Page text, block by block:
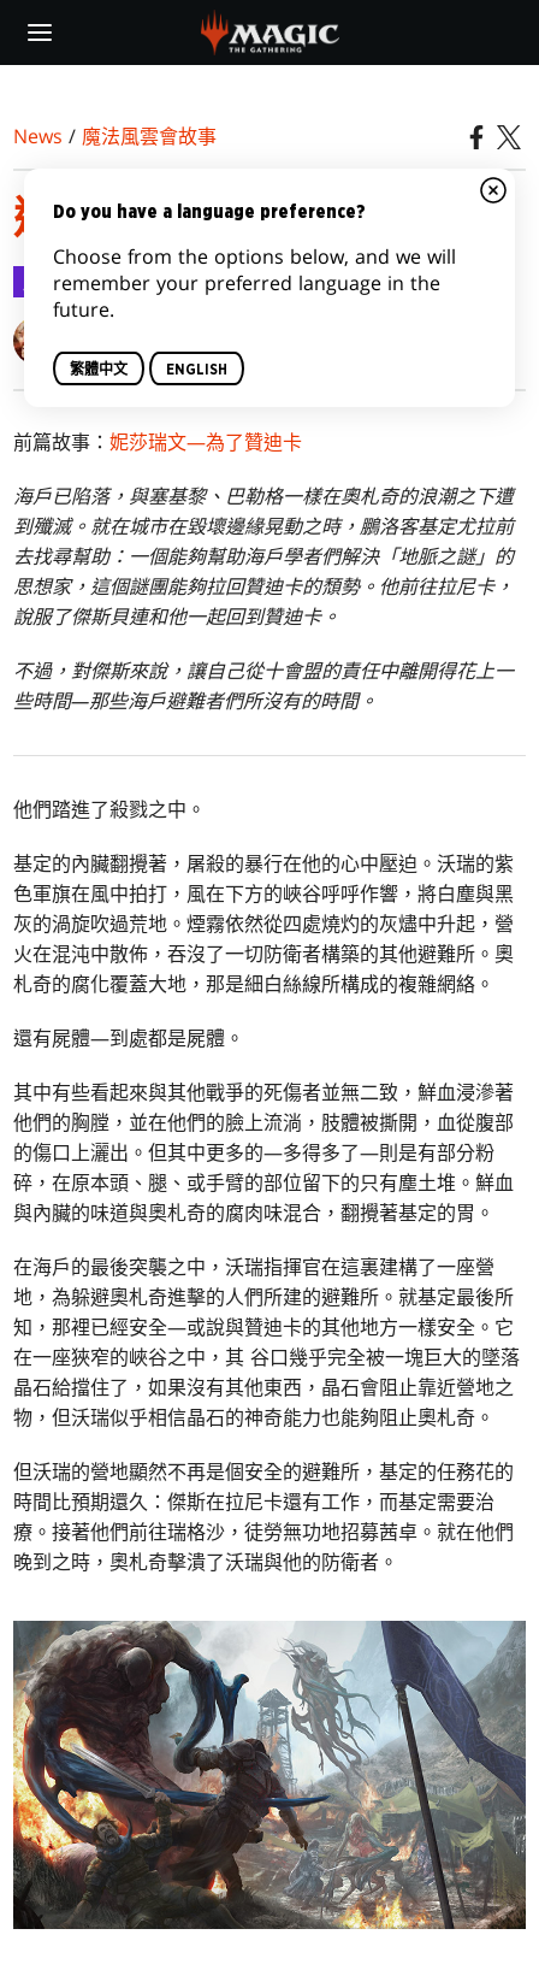
main
News / 魔法風雲會故事
避難所大屠殺
魔法風雲會故事 2024-05-15
前篇故事：妮莎瑞文—為了贊迪卡
海戶已陷落，與塞基黎、巴勒格一樣在奧札奇的浪潮之下遭
到殲滅。就在城市在毀壞邊緣晃動之時，鵬洛客基定尤拉前
去找尋幫助：一個能夠幫助海戶學者們解決「地脈之謎」的
思想家，這個謎團能夠拉回贊迪卡的頹勢。他前往拉尼卡，
說服了傑斯貝連和他一起回到贊迪卡。
不過，對傑斯來說，讓自己從十會盟的責任中離開得花上一
些時間—那些海戶避難者們所沒有的時間。
他們踏進了殺戮之中。
基定的內臟翻攪著，屠殺的暴行在他的心中壓迫。沃瑞的紫
色軍旗在風中拍打，風在下方的峽谷呼呼作響，將白塵與黑
灰的渦旋吹過荒地。煙霧依然從四處燒灼的灰燼中升起，營
火在混沌中散佈，吞沒了一切防衛者構築的其他避難所。奧
札奇的腐化覆蓋大地，那是細白絲線所構成的複雜網絡。
還有屍體—到處都是屍體。
其中有些看起來與其他戰爭的死傷者並無二致，鮮血浸滲著
他們的胸膛，並在他們的臉上流淌，肢體被撕開，血從腹部
的傷口上灑出。但其中更多的—多得多了—則是有部分粉
碎，在原本頭、腿、或手臂的部位留下的只有塵土堆。鮮血
與內臟的味道與奧札奇的腐肉味混合，翻攪著基定的胃。
在海戶的最後突襲之中，沃瑞指揮官在這裏建構了一座營
地，為躲避奧札奇進擊的人們所建的避難所。就基定最後所
知，那裡已經安全—或說與贊迪卡的其他地方一樣安全。它
在一座狹窄的峽谷之中，其 谷口幾乎完全被一塊巨大的墜落
晶石給擋住了，如果沒有其他東西，晶石會阻止靠近營地之
物，但沃瑞似乎相信晶石的神奇能力也能夠阻止奧札奇。
但沃瑞的營地顯然不再是個安全的避難所，基定的任務花的
時間比預期還久：傑斯在拉尼卡還有工作，而基定需要治
療。接著他們前往瑞格沙，徒勞無功地招募茜卓。就在他們
晚到之時，奧札奇擊潰了沃瑞與他的防衛者。
Do you have a language preference?
Choose from the options below, and we will
remember your preferred language in the
future.
繁體中文 ENGLISH